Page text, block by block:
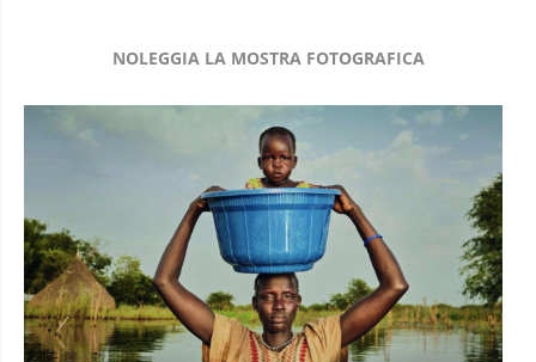
NOLEGGIA LA MOSTRA FOTOGRAFICA